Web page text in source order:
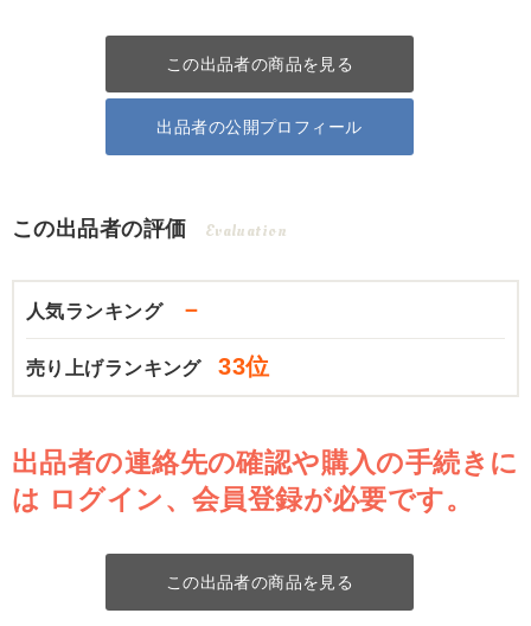
この出品者の商品を見る
出品者の公開プロフィール
この出品者の評価 Evaluation
人気ランキング －
売り上げランキング 33位
出品者の連絡先の確認や購入の手続きに
は ログイン、会員登録が必要です。
この出品者の商品を見る